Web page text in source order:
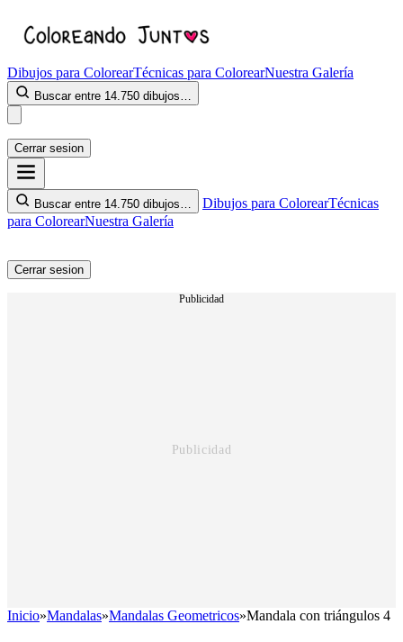
Dibujos para ColorearTécnicas para ColorearNuestra Galería
Buscar entre 14.750 dibujos…
Cerrar sesion
Buscar entre 14.750 dibujos… Dibujos para ColorearTécnicas
para ColorearNuestra Galería
Cerrar sesion
Publicidad
Inicio»Mandalas»Mandalas Geometricos»Mandala con triángulos 4